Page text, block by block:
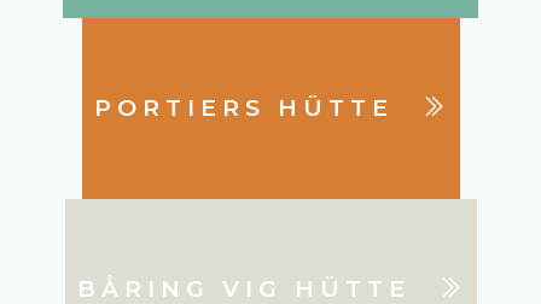
PORTIERS HÜTTE
BÅRING VIG HÜTTE